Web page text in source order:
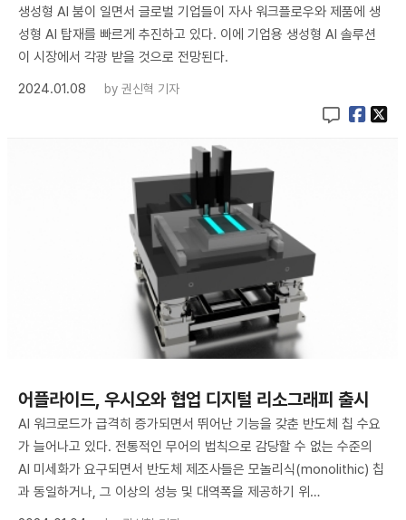
생성형 AI 붐이 일면서 글로벌 기업들이 자사 워크플로우와 제품에 생
성형 AI 탑재를 빠르게 추진하고 있다. 이에 기업용 생성형 AI 솔루션
이 시장에서 각광 받을 것으로 전망된다.
2024.01.08
by 권신혁 기자
어플라이드, 우시오와 협업 디지털 리소그래피 출시
AI 워크로드가 급격히 증가되면서 뛰어난 기능을 갖춘 반도체 칩 수요
가 늘어나고 있다. 전통적인 무어의 법칙으로 감당할 수 없는 수준의
AI 미세화가 요구되면서 반도체 제조사들은 모놀리식(monolithic) 칩
과 동일하거나, 그 이상의 성능 및 대역폭을 제공하기 위…